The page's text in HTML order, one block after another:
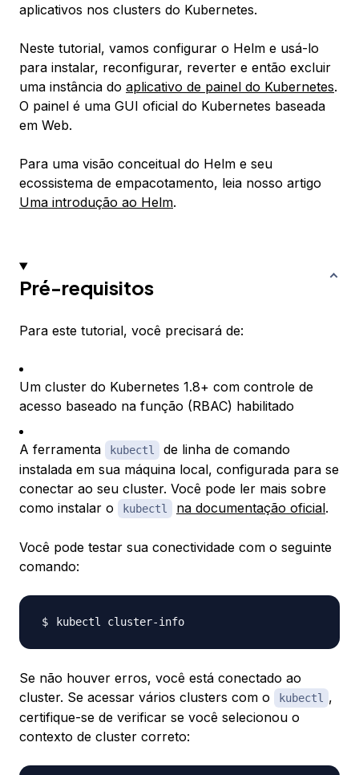
aplicativos nos clusters do Kubernetes.
Neste tutorial, vamos configurar o Helm e usá-lo
para instalar, reconfigurar, reverter e então excluir
uma instância do aplicativo de painel do Kubernetes.
O painel é uma GUI oficial do Kubernetes baseada
em Web.
Para uma visão conceitual do Helm e seu
ecossistema de empacotamento, leia nosso artigo
Uma introdução ao Helm.
Pré-requisitos
Para este tutorial, você precisará de:
Um cluster do Kubernetes 1.8+ com controle de
acesso baseado na função (RBAC) habilitado
A ferramenta kubectl
de linha de comando
instalada em sua máquina local, configurada para se
conectar ao seu cluster. Você pode ler mais sobre
como instalar o
kubectl na documentação oficial.
Você pode testar sua conectividade com o seguinte
comando:
Se não houver erros, você está conectado ao
cluster. Se acessar vários clusters com o
kubectl ,
certifique-se de verificar se você selecionou o
contexto de cluster correto: